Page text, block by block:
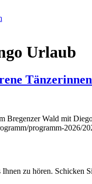
Urlaub
Bregenzer Wald mit
programm-2026/
Ihnen zu hören.